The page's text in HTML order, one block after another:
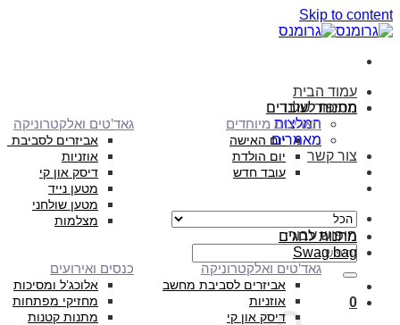
Skip to content
עמוד הבית
הסיפור שלנו
המלצות
מאמרים
צור קשר
חיפוש עבור:
0
מתנות לעובדים
תאריכים מיוחדים
יום האישה
יום הולדת
עובד חדש
גאד’טים ואלקטרוניקה
אביזרים לסביבת
אוזניות
דיסק און קי
מטען נייד
מטען שולחני
מצלמות
מתנות לחגים
Swag bag
גאד’טים ואלקטרוניקה
אביזרים לסביבת מחשב
אוזניות
דיסק און קי
כנסים ואירועים
אלוכג’ל ומסיכות
מחזיקי מפתחות
מתנות קטנות